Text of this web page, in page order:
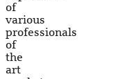
of
various
professionals
of
the
art